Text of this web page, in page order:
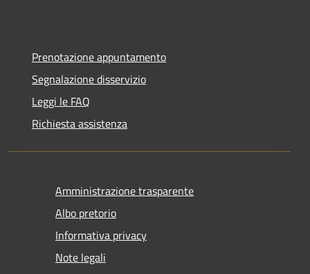
Prenotazione appuntamento
Segnalazione disservizio
Leggi le FAQ
Richiesta assistenza
Amministrazione trasparente
Albo pretorio
Informativa privacy
Note legali